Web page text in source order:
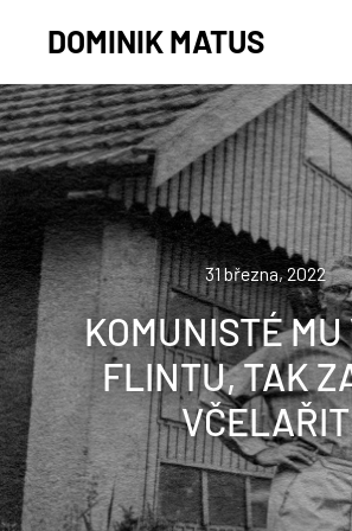
DOMINIK MATUS
31 března, 2022
KOMUNISTÉ
FLINTU, TAK
VČELAŘIT